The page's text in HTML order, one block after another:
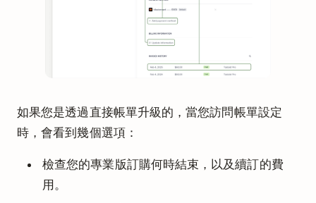
在查看您的訂購設定時，您可能會遇到緩存問
此問題，請登出並重新登入Todoist。
如果您是透過直接帳單升級的，當您訪問帳單設定
時，會看到幾個選項：
檢查您的專業版訂購何時結束，以及續訂的費
用。